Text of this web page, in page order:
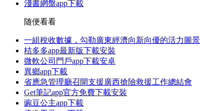
淺書網盤app下載
随便看看
一組稅收數據，勾勒廣東經濟向新向優的活力圖景
桔多多app最新版下載安裝
微軟公司門戶app下載安卓
異鄉app下載
省應急管理廳召開支援廣西搶險救援工作總結會
Get筆記app官方免費下載安裝
豌豆公主app下載